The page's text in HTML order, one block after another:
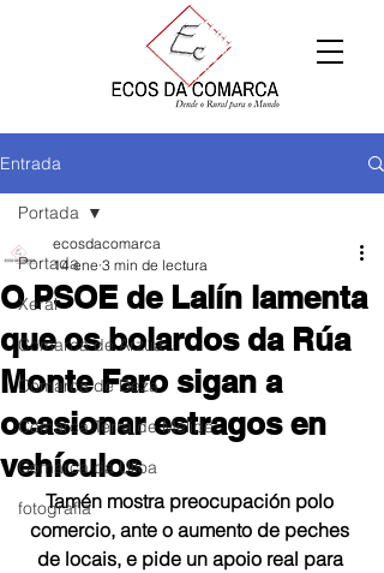
Entrada
Portada
Xeral
Comarca de Arzúa
Comarca de Deza
Comarca Terra de Melide
Comarca da Ulloa
fotografía
Portada
O PSOE de Lalín lamenta
que os bolardos da Rúa
Monte Faro sigan a
ocasionar estragos en
vehículos
ecosdacomarca
14 ene 3 min de lectura
Tamén mostra preocupación polo
comercio, ante o aumento de peches
de locais, e pide un apoio real para